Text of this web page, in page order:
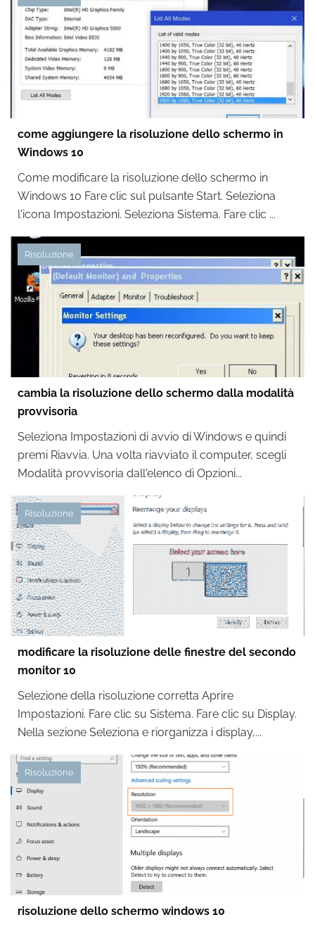
come aggiungere la risoluzione dello schermo in
Windows 10
Come modificare la risoluzione dello schermo in
Windows 10 Fare clic sul pulsante Start. Seleziona
l'icona Impostazioni. Seleziona Sistema. Fare clic ...
Risoluzione
cambia la risoluzione dello schermo dalla modalità
provvisoria
Seleziona Impostazioni di avvio di Windows e quindi
premi Riavvia. Una volta riavviato il computer, scegli
Modalità provvisoria dall'elenco di Opzioni...
Risoluzione
modificare la risoluzione delle finestre del secondo
monitor 10
Selezione della risoluzione corretta Aprire
Impostazioni. Fare clic su Sistema. Fare clic su Display.
Nella sezione Seleziona e riorganizza i display,...
Risoluzione
risoluzione dello schermo windows 10